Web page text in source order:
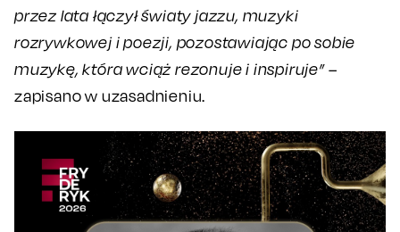
przez lata łączył światy jazzu, muzyki
rozrywkowej i poezji, pozostawiając po sobie
muzykę, która wciąż rezonuje i inspiruje”–
zapisano w uzasadnieniu.